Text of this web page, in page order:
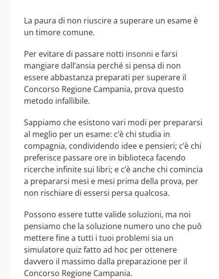
La paura di non riuscire a superare un esame è
un timore comune.
Per evitare di passare notti insonni e farsi
mangiare dall’ansia perché si pensa di non
essere abbastanza preparati per superare il
Concorso Regione Campania, prova questo
metodo infallibile.
Sappiamo che esistono vari modi per prepararsi
al meglio per un esame: c’è chi studia in
compagnia, condividendo idee e pensieri; c’è chi
preferisce passare ore in biblioteca facendo
ricerche infinite sui libri; e c’è anche chi comincia
a prepararsi mesi e mesi prima della prova, per
non rischiare di essersi persa qualcosa.
Possono essere tutte valide soluzioni, ma noi
pensiamo che la soluzione numero uno che può
mettere fine a tutti i tuoi problemi sia un
simulatore quiz fatto ad hoc per ottenere
davvero il massimo dalla preparazione per il
Concorso Regione Campania.